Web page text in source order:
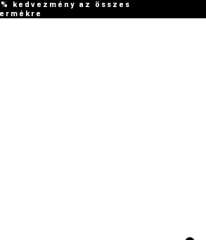
kedvezmény az összes